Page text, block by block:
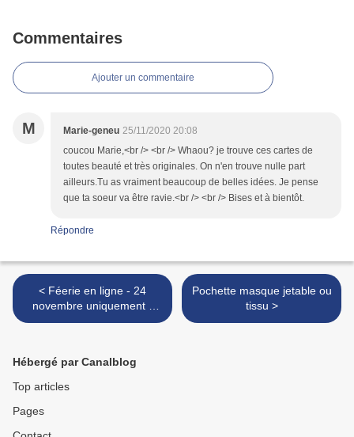
Commentaires
Ajouter un commentaire
M Marie-geneu 25/11/2020 20:08
coucou Marie,<br /> <br /> Whaou? je trouve ces cartes de
toutes beauté et très originales. On n'en trouve nulle part
ailleurs.Tu as vraiment beaucoup de belles idées. Je pense
que ta soeur va être ravie.<br /> <br /> Bises et à bientôt.
Répondre
< Féerie en ligne - 24
novembre uniquement -
profitez-en !
Pochette masque jetable ou
tissu >
Hébergé par Canalblog
Top articles
Pages